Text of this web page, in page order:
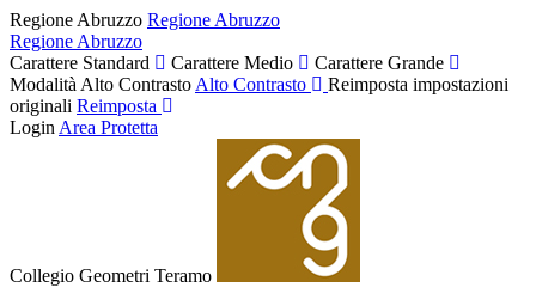
Regione Abruzzo Regione Abruzzo
Regione Abruzzo
Carattere Standard
Carattere Medio
Carattere Grande
Modalità Alto Contrasto Alto Contrasto
Reimposta impostazioni
originali Reimposta
Login Area Protetta
Collegio Geometri Teramo